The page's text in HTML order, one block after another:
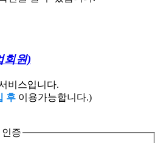
회원)
비스입니다.
후 이용가능합니다.)
증